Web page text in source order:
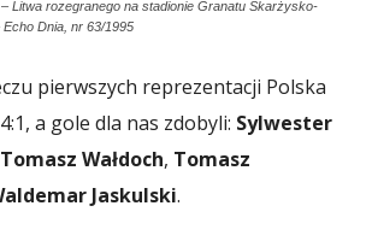
Litwa rozegranego na stadionie Granatu Skarżysko-
Dnia, nr 63/1995
pierwszych reprezentacji Polska
a gole dla nas zdobyli: Sylwester
Tomasz Wałdoch, Tomasz
Jaskulski.